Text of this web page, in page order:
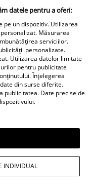
Cum se
lipsă”
datele pentru a oferi:
pe un dispozitiv. Utilizarea
Măsurarea
serviciilor.
personalizate.
Utilizarea datelor limitate
pentru publicitate
Înțelegerea
din surse diferite.
publicitatea. Date precise de
INDIVIDUAL